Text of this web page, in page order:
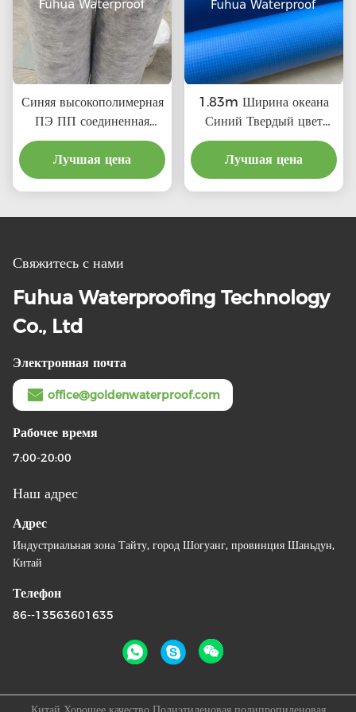
Синяя высокополимерная
ПЭ ПП соединенная
водонепроницаемая
мембрана для крыши
стены ванной комнаты
традиционном стиле
Лучшая цена
1.83m Ширина океана
Синий Твердый цвет
Плавательный бассейн
Фойл ПВХ Виниловый
бассейн Линеры для
Лучшая цена
Свяжитесь с нами
Fuhua Waterproofing Technology
Co., Ltd
Электронная почта
office@goldenwaterproof.com
Рабочее время
7:00-20:00
Наш адрес
Адрес
Индустриальная зона Тайту, город Шогуанг, провинция Шаньдун,
Китай
Телефон
86--13563601635